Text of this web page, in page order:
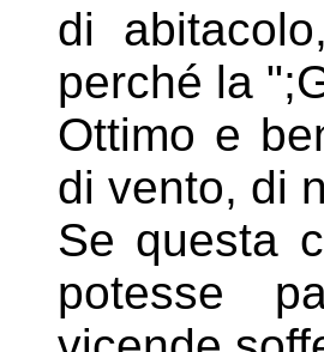
di
perché la
Ottimo e
di vento, di
Se questa
potesse